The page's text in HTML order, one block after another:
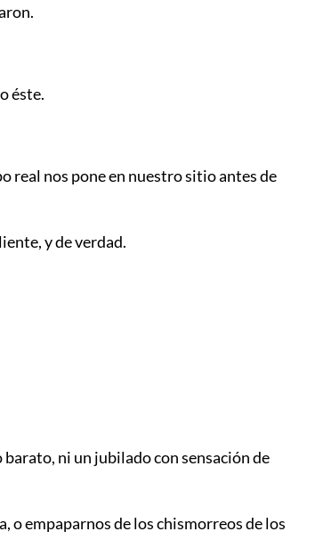
éste.
real nos pone en nuestro sitio antes de
y de verdad.
ni un jubilado con sensación de
o empaparnos de los chismorreos de los